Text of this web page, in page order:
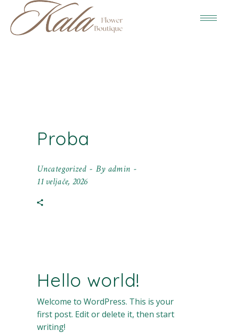
Proba
Uncategorized By admin
11 veljače, 2026
Hello world!
Welcome to WordPress. This is your
first post. Edit or delete it, then start
writing!